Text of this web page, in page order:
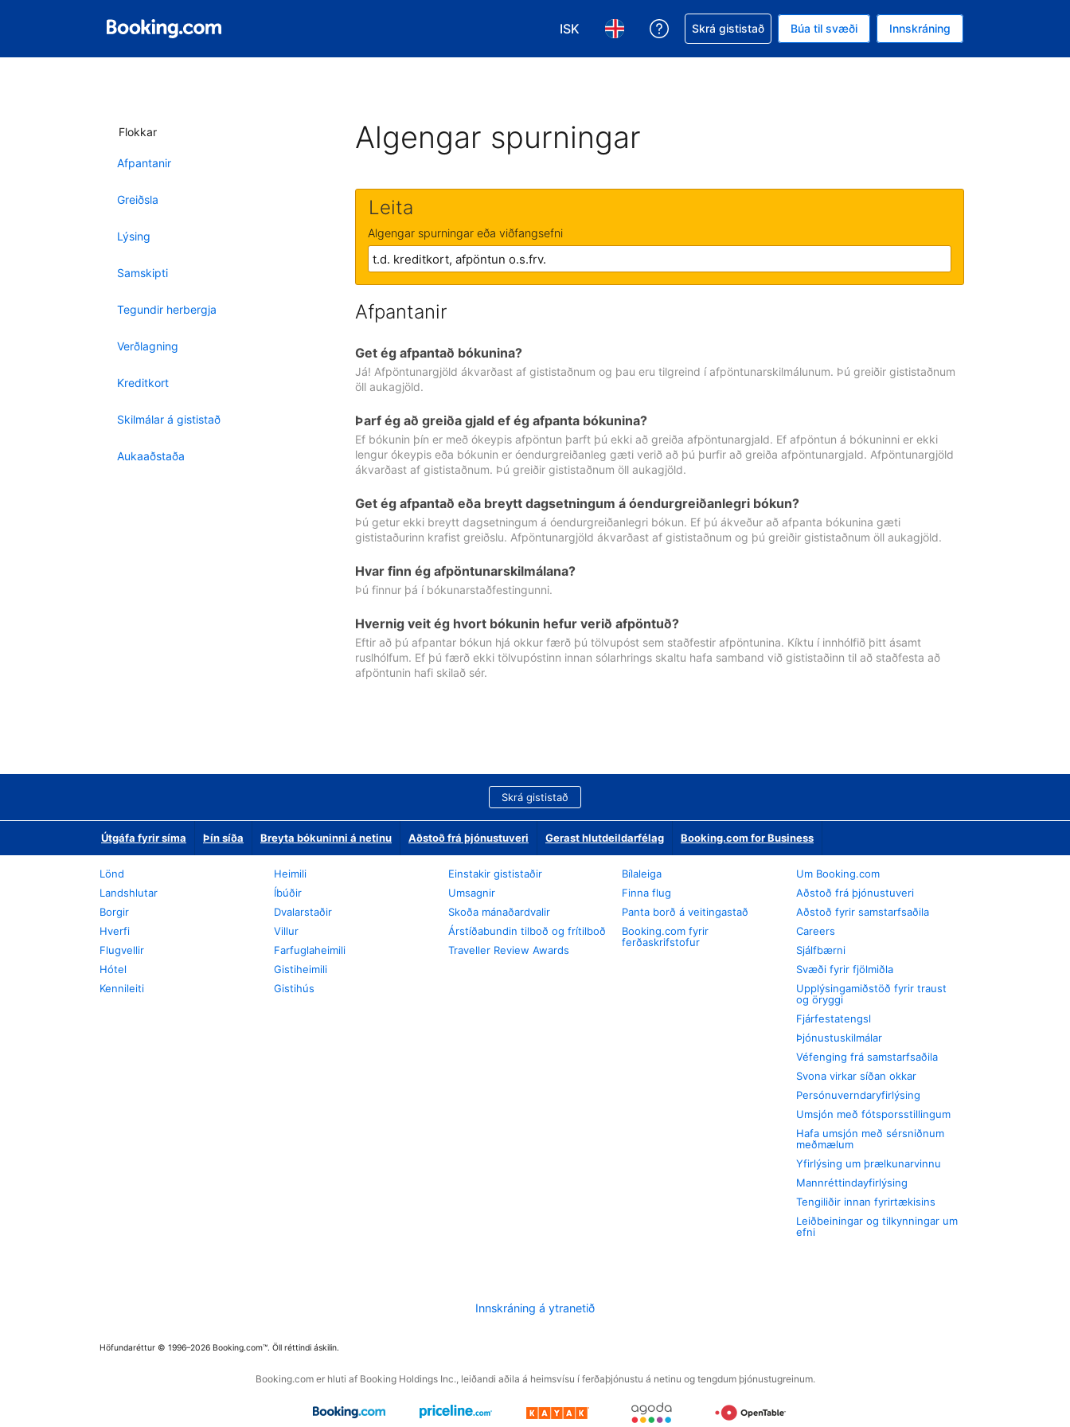
ISK
Veldu gjaldmiðil. Í augnablikinu er gjaldmiðillinn Íslensk króna
Veldu þitt tungumál. Í augnablikinu er tungumál þitt Íslensku
Fá aðstoð við bókunina
Skrá gististað Búa til svæði Innskráning
Flokkar
Afpantanir
Greiðsla
Lýsing
Samskipti
Tegundir herbergja
Verðlagning
Kreditkort
Skilmálar á gististað
Aukaaðstaða
Algengar spurningar
Leita
Algengar spurningar eða viðfangsefni
Afpantanir
Get ég afpantað bókunina?
Já! Afpöntunargjöld ákvarðast af gististaðnum og þau eru tilgreind í afpöntunarskilmálunum. Þú greiðir gististaðnum
öll aukagjöld.
Þarf ég að greiða gjald ef ég afpanta bókunina?
Ef bókunin þín er með ókeypis afpöntun þarft þú ekki að greiða afpöntunargjald. Ef afpöntun á bókuninni er ekki
lengur ókeypis eða bókunin er óendurgreiðanleg gæti verið að þú þurfir að greiða afpöntunargjald. Afpöntunargjöld
ákvarðast af gististaðnum. Þú greiðir gististaðnum öll aukagjöld.
Get ég afpantað eða breytt dagsetningum á óendurgreiðanlegri bókun?
Þú getur ekki breytt dagsetningum á óendurgreiðanlegri bókun. Ef þú ákveður að afpanta bókunina gæti
gististaðurinn krafist greiðslu. Afpöntunargjöld ákvarðast af gististaðnum og þú greiðir gististaðnum öll aukagjöld.
Hvar finn ég afpöntunarskilmálana?
Þú finnur þá í bókunarstaðfestingunni.
Hvernig veit ég hvort bókunin hefur verið afpöntuð?
Eftir að þú afpantar bókun hjá okkur færð þú tölvupóst sem staðfestir afpöntunina. Kíktu í innhólfið þitt ásamt
ruslhólfum. Ef þú færð ekki tölvupóstinn innan sólarhrings skaltu hafa samband við gististaðinn til að staðfesta að
afpöntunin hafi skilað sér.
Skrá gististað
Útgáfa fyrir síma Þín síða Breyta bókuninni á netinu Aðstoð frá þjónustuveri Gerast hlutdeildarfélag Booking.com for Business
Lönd
Landshlutar
Borgir
Hverfi
Flugvellir
Hótel
Kennileiti
Heimili
Íbúðir
Dvalarstaðir
Villur
Farfuglaheimili
Gistiheimili
Gistihús
Einstakir gististaðir
Umsagnir
Skoða mánaðardvalir
Árstíðabundin tilboð og frítilboð
Traveller Review Awards
Bílaleiga
Finna flug
Panta borð á veitingastað
Booking.com fyrir
ferðaskrifstofur
Um Booking.com
Aðstoð frá þjónustuveri
Aðstoð fyrir samstarfsaðila
Careers
Sjálfbærni
Svæði fyrir fjölmiðla
Upplýsingamiðstöð fyrir traust
og öryggi
Fjárfestatengsl
Þjónustuskilmálar
Véfenging frá samstarfsaðila
Svona virkar síðan okkar
Persónuverndaryfirlýsing
Umsjón með fótsporsstillingum
Hafa umsjón með sérsniðnum
meðmælum
Yfirlýsing um þrælkunarvinnu
Mannréttindayfirlýsing
Tengiliðir innan fyrirtækisins
Leiðbeiningar og tilkynningar um
efni
Innskráning á ytranetið
Höfundaréttur © 1996–2026 Booking.com™. Öll réttindi áskilin.
Booking.com er hluti af Booking Holdings Inc., leiðandi aðila á heimsvísu í ferðaþjónustu á netinu og tengdum þjónustugreinum.